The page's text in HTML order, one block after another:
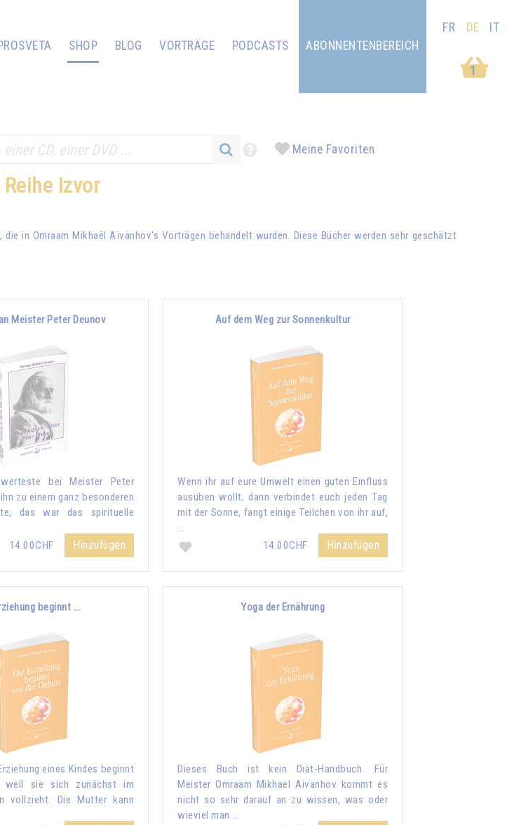
SHOP BLOG VORTRÄGE
PODCASTS
1
ABONNENTENBEREICH
FR DE IT
Meine Favoriten
Reihe Izvor
die in Omraam Mikhaël Aïvanhov's Vorträgen behandelt wurden. Diese Bücher werden sehr geschätzt
Meister Peter Deunov
bei Meister Peter
zu einem ganz besonderen
das war das spirituelle
14.00CHF
Hinzufügen
Auf dem Weg zur Sonnenkultur
Wenn ihr auf eure Umwelt einen guten Einfluss
ausüben wollt, dann verbindet euch jeden Tag
mit der Sonne, fangt einige Teilchen von ihr auf,
…
14.00CHF
Hinzufügen
beginnt ...
eines Kindes beginnt
weil sie sich zunächst im
vollzieht. Die Mutter kann
Yoga der Ernährung
Dieses Buch ist kein Diät-Handbuch. Für
Meister Omraam Mikhael Aivanhov kommt es
nicht so sehr darauf an zu wissen, was oder
wieviel man …